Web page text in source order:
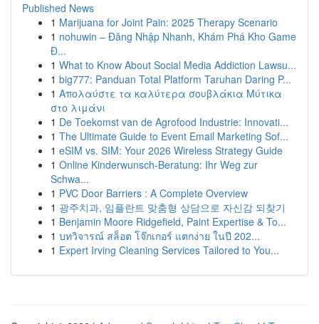
Published News
1 Marijuana for Joint Pain: 2025 Therapy Scenario
1 nohuwin – Đăng Nhập Nhanh, Khám Phá Kho Game
Đ...
1 What to Know About Social Media Addiction Lawsu...
1 big777: Panduan Total Platform Taruhan Daring P...
1 Απολαύστε τα καλύτερα σουβλάκια Μύτικα
στο λιμάνι
1 De Toekomst van de Agrofood Industrie: Innovati...
1 The Ultimate Guide to Event Email Marketing Sof...
1 eSIM vs. SIM: Your 2026 Wireless Strategy Guide
1 Online Kinderwunsch-Beratung: Ihr Weg zur
Schwa...
1 PVC Door Barriers : A Complete Overview
1 광주치과, 임플란트 맞춤형 상담으로 자신감 되찾기
1 Benjamin Moore Ridgefield, Paint Expertise & To...
1 บทวิจารณ์ สล็อต โจ๊กเกอร์ แตกง่าย ในปี 202...
1 Expert Irving Cleaning Services Tailored to You...